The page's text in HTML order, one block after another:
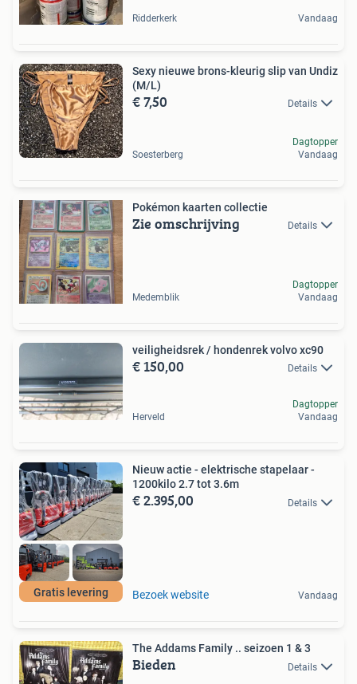
Ridderkerk Vandaag
Sexy nieuwe brons-kleurig slip van Undiz
(M/L)
€ 7,50 Details
Soesterberg
Dagtopper
Vandaag
Pokémon kaarten collectie
Zie omschrijving Details
Medemblik
Dagtopper
Vandaag
veiligheidsrek / hondenrek volvo xc90
€ 150,00 Details
Herveld
Dagtopper
Vandaag
Gratis levering
Nieuw actie - elektrische stapelaar -
1200kilo 2.7 tot 3.6m
€ 2.395,00 Details
Bezoek website Vandaag
The Addams Family .. seizoen 1 & 3
Bieden Details